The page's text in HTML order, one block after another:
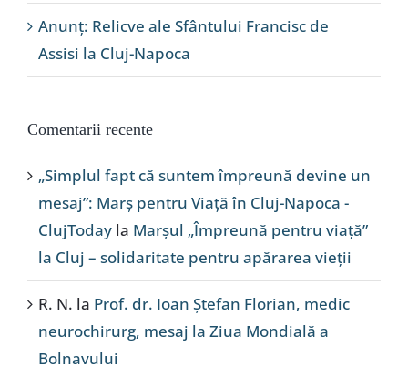
Anunț: Relicve ale Sfântului Francisc de
Assisi la Cluj-Napoca
Comentarii recente
„Simplul fapt că suntem împreună devine un
mesaj”: Marș pentru Viață în Cluj-Napoca -
ClujToday la Marșul „Împreună pentru viață”
la Cluj – solidaritate pentru apărarea vieții
R. N. la Prof. dr. Ioan Ștefan Florian, medic
neurochirurg, mesaj la Ziua Mondială a
Bolnavului